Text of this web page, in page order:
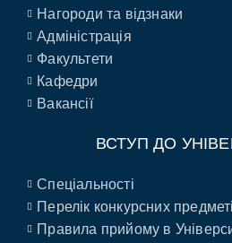
Нагороди та відзнаки
Адміністрація
Факультети
Кафедри
Вакансії
ВСТУП ДО
Спеціальності
Перелік конкурсних
Правила прийому в